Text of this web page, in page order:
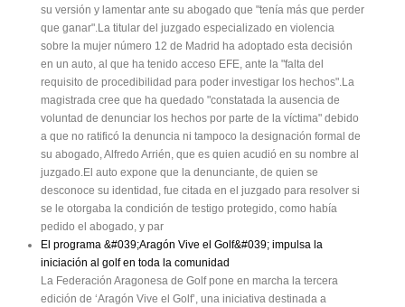
su versión y lamentar ante su abogado que "tenía más que perder
que ganar".La titular del juzgado especializado en violencia
sobre la mujer número 12 de Madrid ha adoptado esta decisión
en un auto, al que ha tenido acceso EFE, ante la "falta del
requisito de procedibilidad para poder investigar los hechos".La
magistrada cree que ha quedado "constatada la ausencia de
voluntad de denunciar los hechos por parte de la víctima" debido
a que no ratificó la denuncia ni tampoco la designación formal de
su abogado, Alfredo Arrién, que es quien acudió en su nombre al
juzgado.El auto expone que la denunciante, de quien se
desconoce su identidad, fue citada en el juzgado para resolver si
se le otorgaba la condición de testigo protegido, como había
pedido el abogado, y par
El programa &#039;Aragón Vive el Golf&#039; impulsa la
iniciación al golf en toda la comunidad
La Federación Aragonesa de Golf pone en marcha la tercera
edición de ‘Aragón Vive el Golf’, una iniciativa destinada a